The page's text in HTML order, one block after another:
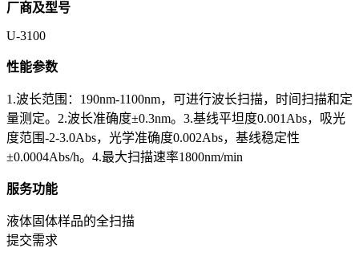
厂商及型号
U-3100
性能参数
1.波长范围：190nm-1100nm，可进行波长扫描，时间扫描和定
量测定。2.波长准确度±0.3nm。3.基线平坦度0.001Abs，吸光
度范围-2-3.0Abs，光学准确度0.002Abs，基线稳定性
±0.0004Abs/h。4.最大扫描速率1800nm/min
服务功能
液体固体样品的全扫描
提交需求